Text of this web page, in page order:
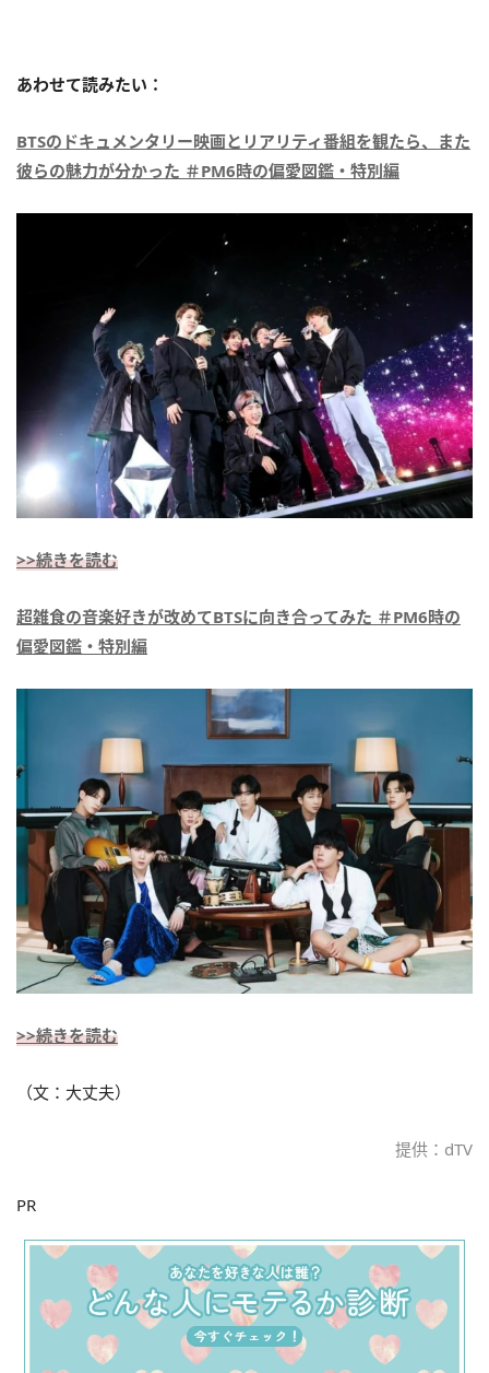
あわせて読みたい：
BTSのドキュメンタリー映画とリアリティ番組を観たら、また
彼らの魅力が分かった ＃PM6時の偏愛図鑑・特別編
>>続きを読む
超雑食の音楽好きが改めてBTSに向き合ってみた ＃PM6時の
偏愛図鑑・特別編
>>続きを読む
（文：大丈夫）
提供：dTV
PR